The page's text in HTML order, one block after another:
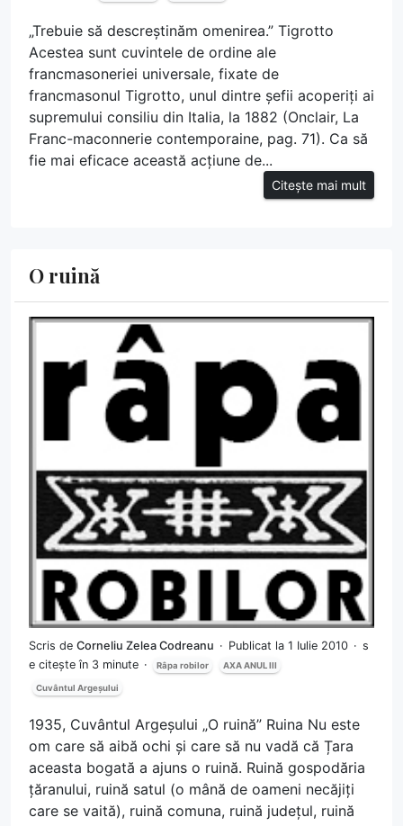
„Trebuie să descreștinăm omenirea.” Tigrotto
Acestea sunt cuvintele de ordine ale
francmasoneriei universale, fixate de
francmasonul Tigrotto, unul dintre șefii acoperiți ai
supremului consiliu din Italia, la 1882 (Onclair, La
Franc-maconnerie contemporaine, pag. 71). Ca să
fie mai eficace această acțiune de...
Citește mai mult
O ruină
Scris de Corneliu Zelea Codreanu Publicat la 1 Iulie 2010
s
e citește în 3 minute
Râpa robilor AXA ANUL III
Cuvântul Argeșului
1935, Cuvântul Argeșului „O ruină” Ruina Nu este
om care să aibă ochi și care să nu vadă că Țara
aceasta bogată a ajuns o ruină. Ruină gospodăria
țăranului, ruină satul (o mână de oameni necăjiți
care se vaită), ruină comuna, ruină județul, ruină